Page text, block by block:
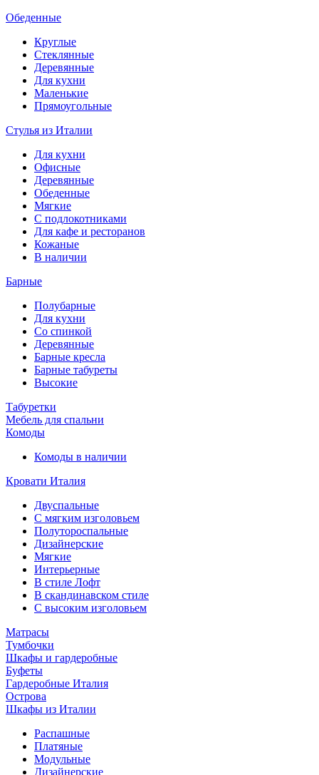
Обеденные
Круглые
Стеклянные
Деревянные
Для кухни
Маленькие
Прямоугольные
Стулья из Италии
Для кухни
Офисные
Деревянные
Обеденные
Мягкие
С подлокотниками
Для кафе и ресторанов
Кожаные
В наличии
Барные
Полубарные
Для кухни
Со спинкой
Деревянные
Барные кресла
Барные табуреты
Высокие
Табуретки
Мебель для спальни
Комоды
Комоды в наличии
Кровати Италия
Двуспальные
С мягким изголовьем
Полутороспальные
Дизайнерские
Мягкие
Интерьерные
В стиле Лофт
В скандинавском стиле
С высоким изголовьем
Матрасы
Тумбочки
Шкафы и гардеробные
Буфеты
Гардеробные Италия
Острова
Шкафы из Италии
Распашные
Платяные
Модульные
Дизайнерские